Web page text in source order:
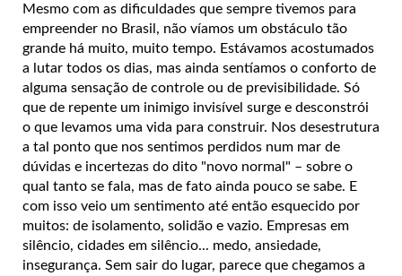
Mesmo com as dificuldades que sempre tivemos para
empreender no Brasil, não víamos um obstáculo tão
grande há muito, muito tempo. Estávamos acostumados
a lutar todos os dias, mas ainda sentíamos o conforto de
alguma sensação de controle ou de previsibilidade. Só
que de repente um inimigo invisível surge e desconstrói
o que levamos uma vida para construir. Nos desestrutura
a tal ponto que nos sentimos perdidos num mar de
dúvidas e incertezas do dito "novo normal" – sobre o
qual tanto se fala, mas de fato ainda pouco se sabe. E
com isso veio um sentimento até então esquecido por
muitos: de isolamento, solidão e vazio. Empresas em
silêncio, cidades em silêncio... medo, ansiedade,
insegurança. Sem sair do lugar, parece que chegamos a